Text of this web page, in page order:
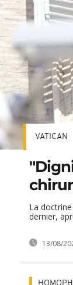
VATICAN
La
dernier,
13/08/